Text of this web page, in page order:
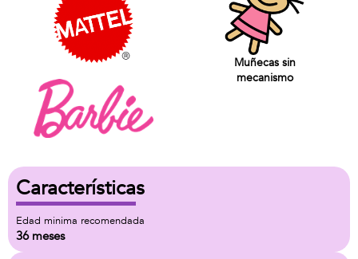
Muñecas sin
mecanismo
Características
Edad minima recomendada
36 meses